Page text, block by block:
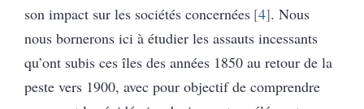
son impact sur les sociétés concernées 4 . Nous
nous bornerons ici à étudier les assauts incessants
qu’ont subis ces îles des années 1850 au retour de la
peste vers 1900, avec pour objectif de comprendre